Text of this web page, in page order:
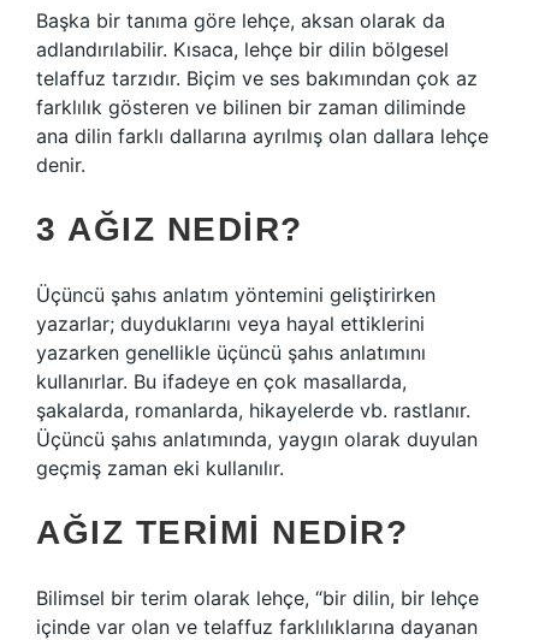
Başka bir tanıma göre lehçe, aksan olarak da
adlandırılabilir. Kısaca, lehçe bir dilin bölgesel
telaffuz tarzıdır. Biçim ve ses bakımından çok az
farklılık gösteren ve bilinen bir zaman diliminde
ana dilin farklı dallarına ayrılmış olan dallara lehçe
denir.
3 AĞIZ NEDIR?
Üçüncü şahıs anlatım yöntemini geliştirirken
yazarlar; duyduklarını veya hayal ettiklerini
yazarken genellikle üçüncü şahıs anlatımını
kullanırlar. Bu ifadeye en çok masallarda,
şakalarda, romanlarda, hikayelerde vb. rastlanır.
Üçüncü şahıs anlatımında, yaygın olarak duyulan
geçmiş zaman eki kullanılır.
AĞIZ TERIMI NEDIR?
Bilimsel bir terim olarak lehçe, “bir dilin, bir lehçe
içinde var olan ve telaffuz farklılıklarına dayanan